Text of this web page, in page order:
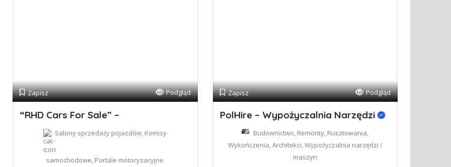
Zapisz Podgląd
“RHD Cars For Sale” –
Salony sprzedaży pojazdów, Komisy
samochodowe, Portale motoryzacyjne
Zapisz Podgląd
PolHire – Wypożyczalnia Narzędzi
Budownictwo, Remonty, Rusztowania,
Wykończenia, Architekci, Wypożyczalnia narzędzi /
maszyn